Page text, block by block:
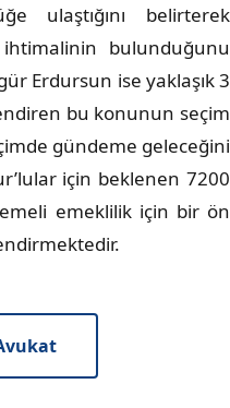
ulaştığını belirterek
bulunduğunu
Erdursun ise yaklaşık 3
bu konunun seçim
gündeme geleceğini
için beklenen 7200
emeklilik için bir ön